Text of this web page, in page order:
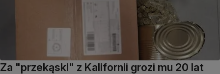
Za "przekąski" z Kalifornii grozi mu 20 lat